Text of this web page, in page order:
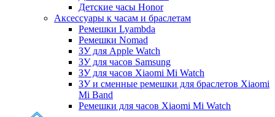
Детские часы Honor
Аксессуары к часам и браслетам
Ремешки Lyambda
Ремешки Nomad
ЗУ для Apple Watch
ЗУ для часов Samsung
ЗУ для часов Xiaomi Mi Watch
ЗУ и сменные ремешки для браслетов Xiaomi
Mi Band
Ремешки для часов Xiaomi Mi Watch